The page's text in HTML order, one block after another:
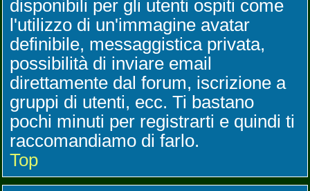
disponibili per gli utenti ospiti come
l'utilizzo di un'immagine avatar
definibile, messaggistica privata,
possibilità di inviare email
direttamente dal forum, iscrizione a
gruppi di utenti, ecc. Ti bastano
pochi minuti per registrarti e quindi ti
raccomandiamo di farlo.
Top